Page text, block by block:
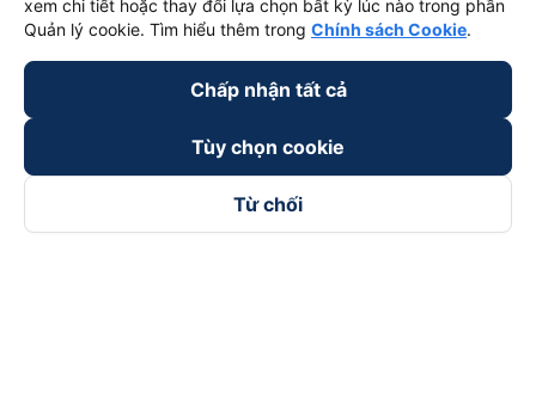
xem chi tiết hoặc thay đổi lựa chọn bất kỳ lúc nào trong phần
Quản lý cookie. Tìm hiểu thêm trong Chính sách Cookie.
Chấp nhận tất cả
Tùy chọn cookie
Từ chối